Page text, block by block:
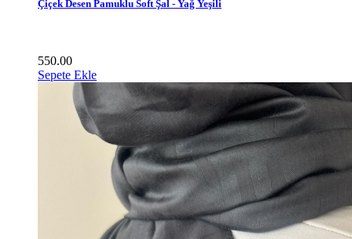
Çiçek Desen Pamuklu Soft Şal - Yağ Yeşili
550.00
Sepete Ekle